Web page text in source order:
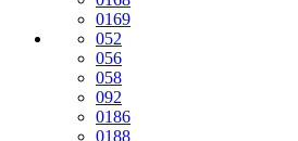
0169
052
056
058
092
0186
0188